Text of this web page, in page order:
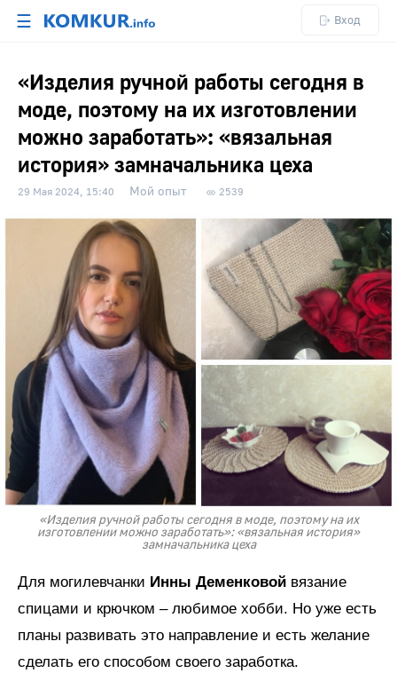
☰ Вход
«Изделия ручной работы сегодня в
моде, поэтому на их изготовлении
можно заработать»: «вязальная
история» замначальника цеха
29 Мая 2024, 15:40 Мой опыт 2539
«Изделия ручной работы сегодня в моде, поэтому на их
изготовлении можно заработать»: «вязальная история»
замначальника цеха
Для могилевчанки Инны Деменковой вязание
спицами и крючком – любимое хобби. Но уже есть
планы развивать это направление и есть желание
сделать его способом своего заработка.